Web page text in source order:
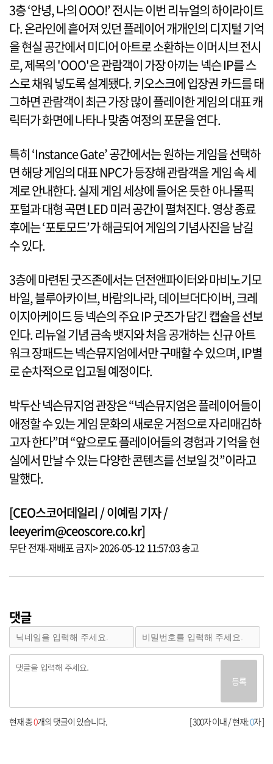
3층 ‘안녕, 나의 OOO!’ 전시는 이번 리뉴얼의 하이라이트
다. 온라인에 흩어져 있던 플레이어 개개인의 디지털 기억
을 현실 공간에서 미디어 아트로 소환하는 이머시브 전시
로, 제목의 'OOO'은 관람객이 가장 아끼는 넥슨 IP를 스
스로 채워 넣도록 설계됐다. 키오스크에 입장권 카드를 태
그하면 관람객이 최근 가장 많이 플레이한 게임의 대표 캐
릭터가 화면에 나타나 맞춤 여정의 포문을 연다.
특히 ‘Instance Gate’ 공간에서는 원하는 게임을 선택하
면 해당 게임의 대표 NPC가 등장해 관람객을 게임 속 세
계로 안내한다. 실제 게임 세상에 들어온 듯한 아나몰픽
포털과 대형 곡면 LED 미러 공간이 펼쳐진다. 영상 종료
후에는 ‘포토모드’가 해금되어 게임의 기념사진을 남길
수 있다.
3층에 마련된 굿즈존에서는 던전앤파이터와 마비노기모
바일, 블루아카이브, 바람의나라, 데이브더다이버, 크레
이지아케이드 등 넥슨의 주요 IP 굿즈가 담긴 캡슐을 선보
인다. 리뉴얼 기념 금속 뱃지와 처음 공개하는 신규 아트
워크 장패드는 넥슨뮤지엄에서만 구매할 수 있으며, IP별
로 순차적으로 입고될 예정이다.
박두산 넥슨뮤지엄 관장은 “넥슨뮤지엄은 플레이어들이
애정할 수 있는 게임 문화의 새로운 거점으로 자리매김하
고자 한다”며 “앞으로도 플레이어들의 경험과 기억을 현
실에서 만날 수 있는 다양한 콘텐츠를 선보일 것”이라고
말했다.
[CEO스코어데일리 / 이예림 기자 /
leeyerim@ceoscore.co.kr]
무단 전재-재배포 금지> 2026-05-12 11:57:03 송고
댓글
등록
[ 300자 이내 / 현재:0자 ]
현재 총0개의 댓글이 있습니다.